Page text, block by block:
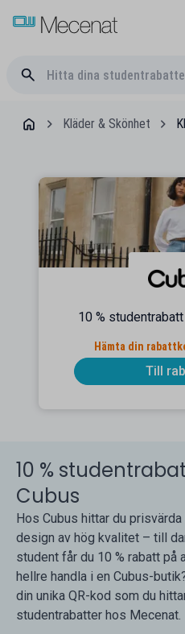
Kläder & Skönhet
10 %
Hämta din
Till
10 %
Cubus
Hos Cubus hittar du
design av hög kvalitet – till
student får du 10 % rabatt på
hellre handla i en Cubus-
din unika QR-kod som du
studentrabatter hos Mecenat.